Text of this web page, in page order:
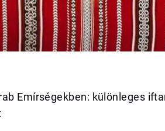
Emírségekben: különleges